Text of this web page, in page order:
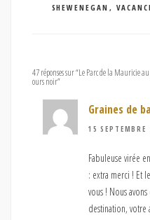
SHEWENEGAN ,
47 réponses sur “Le Parc de la Mauricie
ours noir”
Graines de
15
Fabuleuse virée
: extra merci ! Et
vous ! Nous
destination,